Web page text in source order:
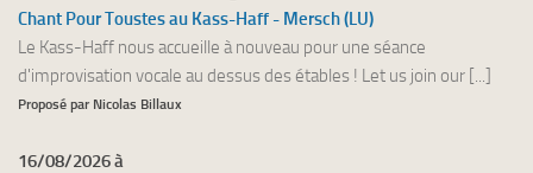
Chant Pour Toustes au Kass-Haff - Mersch (LU)
Le Kass-Haff nous accueille à nouveau pour une séance
d'improvisation vocale au dessus des étables ! Let us join our [...]
Proposé par Nicolas Billaux
16/08/2026 à